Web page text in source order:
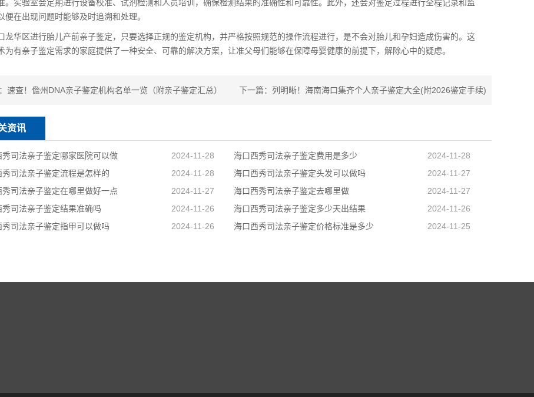
。实验室会定期进行设备校准、试剂检测和人员培训，确保检测结果的准确性和可靠性。此外，还会对鉴定过程进行全程记录和监
便在出现问题时能够及时追溯和处理。
龙华区进行胎儿产前亲子鉴定，只要选择正规的鉴定机构，并严格按照规范的操作流程进行，是不会对胎儿和孕妇造成伤害的。这
为有亲子鉴定需求的家庭提供了一种安全、可靠的解决方案，让准父母们能够在保障母婴健康的前提下，解除心中的疑虑。
速查！儋州DNA亲子鉴定机构名单一览（附亲子鉴定汇总） 下一篇： 列明晰！海南海口集齐个人亲子鉴定大全(附2026鉴定手续)
资讯
秀司法亲子鉴定哪家医院可以做 2024-11-28 海口西秀司法亲子鉴定费用是多少
2024-11-28
秀司法亲子鉴定流程是怎样的
2024-11-28 海口西秀司法亲子鉴定头发可以做吗
2024-11-27
秀司法亲子鉴定在哪里做好一点
2024-11-27 海口西秀司法亲子鉴定去哪里做
2024-11-27
秀司法亲子鉴定结果准确吗
2024-11-26 海口西秀司法亲子鉴定多少天出结果
2024-11-26
秀司法亲子鉴定指甲可以做吗
2024-11-26 海口西秀司法亲子鉴定价格标准是多少 2024-11-25